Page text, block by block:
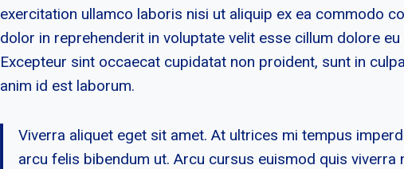
exercitation ullamco laboris nisi ut aliquip ex ea commodo
dolor in reprehenderit in voluptate velit esse cillum dolore
Excepteur sint occaecat cupidatat non proident, sunt in
anim id est laborum.
Viverra aliquet eget sit amet. At ultrices mi tempus
arcu felis bibendum ut. Arcu cursus euismod quis viverra